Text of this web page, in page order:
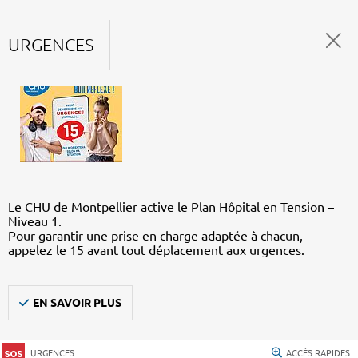
URGENCES
Le CHU de Montpellier active le Plan Hôpital en Tension –
Niveau 1.
Pour garantir une prise en charge adaptée à chacun,
appelez le 15 avant tout déplacement aux urgences.
EN SAVOIR PLUS
URGENCES ACCÈS RAPIDES